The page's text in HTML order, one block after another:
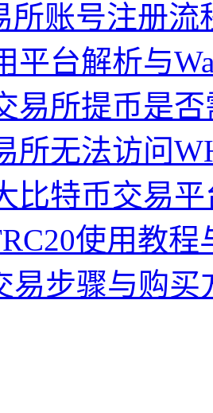
所账号注册流
平台解析与
易所提币是
所无法访问
比特币交易
使用教
易步骤与购买